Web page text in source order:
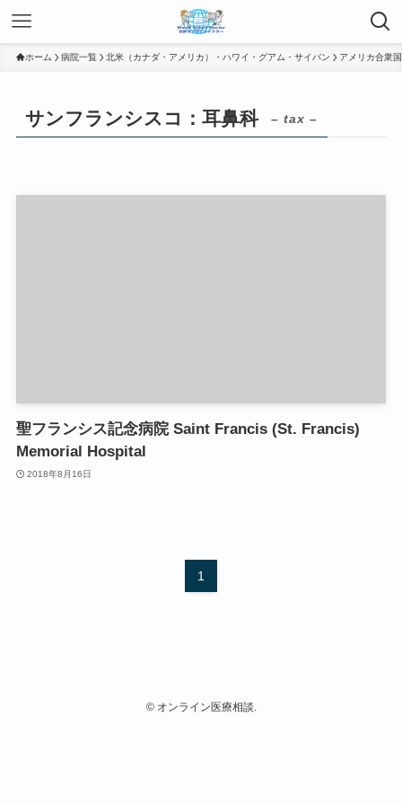
ホーム 病院一覧 北米（カナダ・アメリカ）・ハワイ・グアム・サイパン アメリカ合衆
サンフランシスコ：耳鼻科 – tax –
聖フランシス記念病院 Saint Francis (St. Francis)
Memorial Hospital
2018年8月16日
1
©オンライン医療相談.